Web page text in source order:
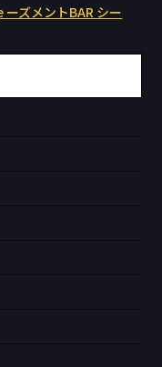
ズメントBAR シー